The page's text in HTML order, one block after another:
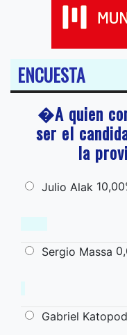
ENCUESTA
�A quien
ser el
la
Julio Alak
Sergio Massa
Gabriel